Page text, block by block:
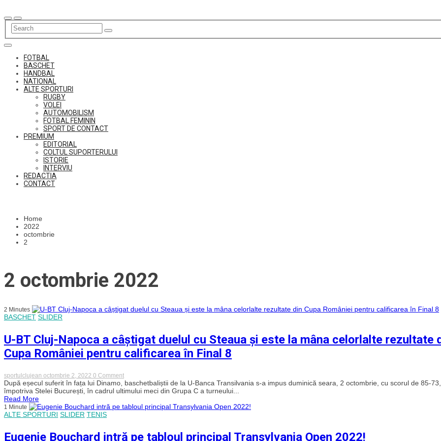
to
content
FOTBAL
BASCHET
HANDBAL
NATIONAL
ALTE SPORTURI
RUGBY
VOLEI
AUTOMOBILISM
FOTBAL FEMININ
SPORT DE CONTACT
PREMIUM
EDITORIAL
COLTUL SUPORTERULUI
ISTORIE
INTERVIU
REDACTIA
CONTACT
Home
2022
octombrie
2
2 octombrie 2022
2 Minutes
BASCHET SLIDER
U-BT Cluj-Napoca a câștigat duelul cu Steaua și este la mâna celorlalte rezultate
Cupa României pentru calificarea în Final 8
sportulclujean octombrie 2, 2022 0 Commenton
U-
BT
Cluj-
a
Steaua
După eșecul suferit în fața lui Dinamo, baschetbaliștii de la U-Banca Transilvania s-a impus duminică seara, 2 octombrie, cu scorul de 85-73,
împotriva Stelei București, în cadrul ultimului meci din Grupa C a turneului...
Read More
1 Minute
ALTE SPORTURI SLIDER TENIS
Eugenie Bouchard intră pe tabloul principal Transylvania Open 2022!